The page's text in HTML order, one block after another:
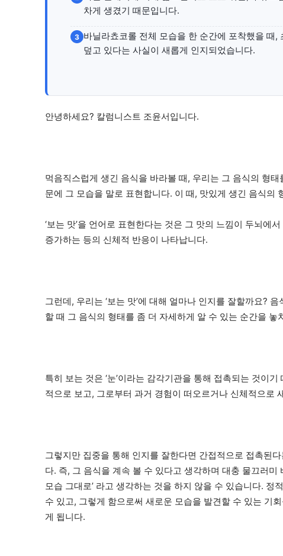
차게 생겼기 때문입니다.
3 바닐라쵸코롤 전체 모습을 한 순간에 포착했을 때
덮고 있다는 사실이 새롭게 인지되었습니다.
안녕하세요? 칼럼니스트 조윤서입니다.
먹음직스럽게 생긴 음식을 바라볼 때, 우리는 그 음식의 형
문에 그 모습을 말로 표현합니다. 이 때, 맛있게 생긴 음식의
‘보는 맛’을 언어로 표현한다는 것은 그 맛의 느낌이 두뇌에
증가하는 등의 신체적 반응이 나타납니다.
그런데, 우리는 ‘보는 맛’에 대해 얼마나 인지를 잘할까요?
할 때 그 음식의 형태를 좀 더 자세하게 알 수 있는 순간을 놓
특히 보는 것은 ‘눈’이라는 감각기관을 통해 접촉되는 것이
적으로 보고, 그로부터 과거 경험이 떠오르거나 신체적으로
그렇지만 집중을 통해 인지를 잘한다면 간접적으로 접촉된
다. 즉, 그 음식을 계속 볼 수 있다고 생각하며 대충 물끄러
모습 그대로’ 라고 생각하는 것을 하지 않을 수 있습니다.
수 있고, 그렇게 함으로써 새로운 모습을 발견할 수 있는 기
게 됩니다.